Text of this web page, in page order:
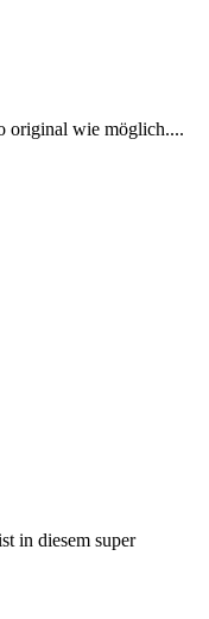
original wie möglich....
in diesem super